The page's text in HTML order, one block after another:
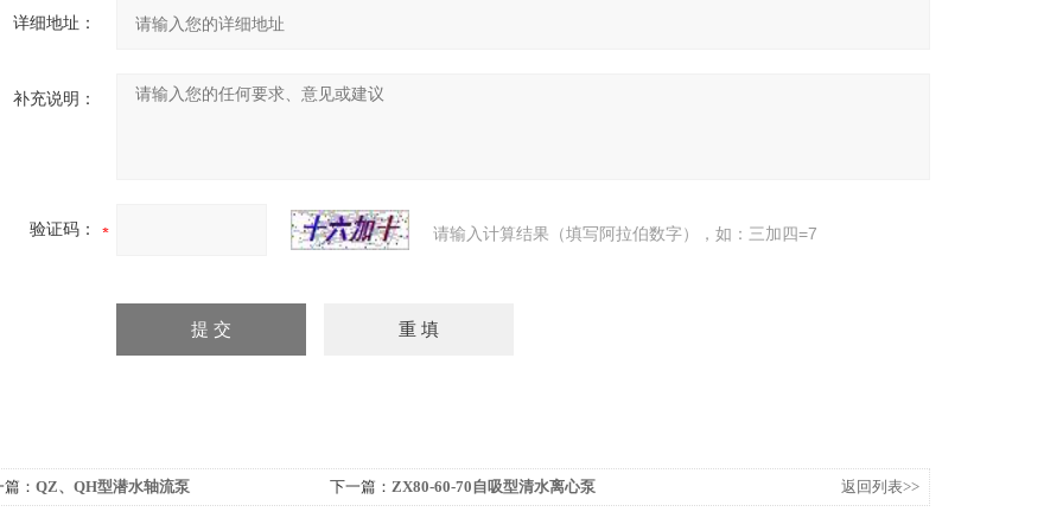
详细地址：
补充说明：
验证码： 请输入计算结果（填写阿拉伯数字），如：三加四=7
： QZ、QH型潜水轴流泵 下一篇： ZX80-60-70自吸型清水离心泵 返回列表>>